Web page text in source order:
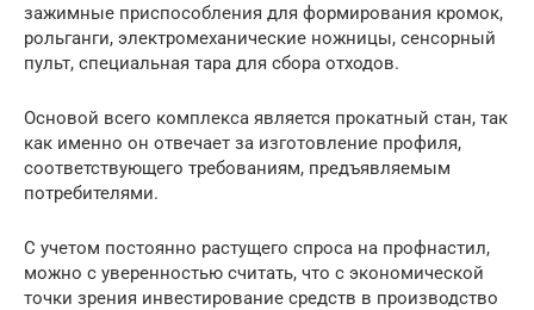
зажимные приспособления для формирования кромок,
рольганги, электромеханические ножницы, сенсорный
пульт, специальная тара для сбора отходов.
Основой всего комплекса является прокатный стан, так
как именно он отвечает за изготовление профиля,
соответствующего требованиям, предъявляемым
потребителями.
С учетом постоянно растущего спроса на профнастил,
можно с уверенностью считать, что с экономической
точки зрения инвестирование средств в производство